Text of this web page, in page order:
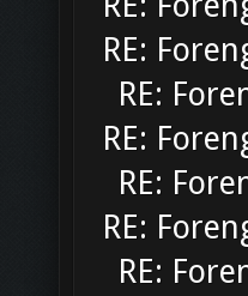
RE:
RE:
RE:
RE:
RE:
RE: